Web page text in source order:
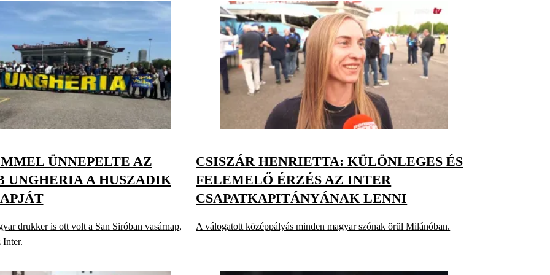
ÜNNEPELTE AZ
UNGHERIA A HUSZADIK
drukker is ott volt a San Siróban vasárnap,
Inter.
CSISZÁR HENRIETTA: KÜLÖNLEGES ÉS
FELEMELŐ ÉRZÉS AZ INTER
CSAPATKAPITÁNYÁNAK LENNI
A válogatott középpályás minden magyar szónak örül Milánóban.